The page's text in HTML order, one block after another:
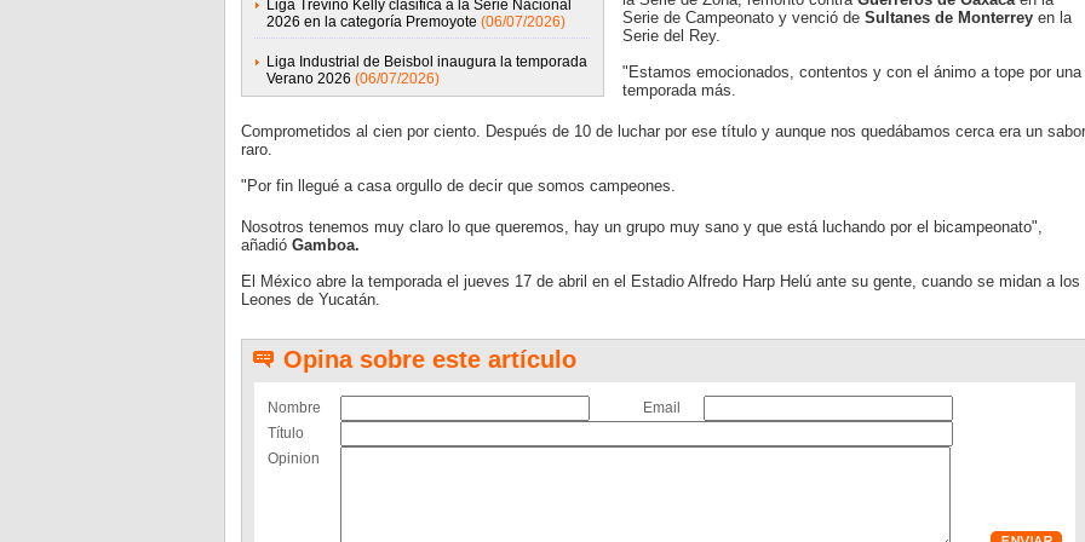
Liga Treviño Kelly clasifica a la Serie Nacional
2026 en la categoría Premoyote (06/07/2026)
Liga Industrial de Beisbol inaugura la temporada
Verano 2026 (06/07/2026)
Serie de Campeonato y venció de Sultanes de Monterrey en la
Serie del Rey.
"Estamos emocionados, contentos y con el ánimo a tope por una
temporada más.
Comprometidos al cien por ciento. Después de 10 de luchar por ese título y aunque nos quedábamos cerca era un sabor
raro.
"Por fin llegué a casa orgullo de decir que somos campeones.
Nosotros tenemos muy claro lo que queremos, hay un grupo muy sano y que está luchando por el bicampeonato",
añadió Gamboa.
El México abre la temporada el jueves 17 de abril en el Estadio Alfredo Harp Helú ante su gente, cuando se midan a los
Leones de Yucatán.
Opina sobre este artículo
Nombre
Email
Título
Opinion